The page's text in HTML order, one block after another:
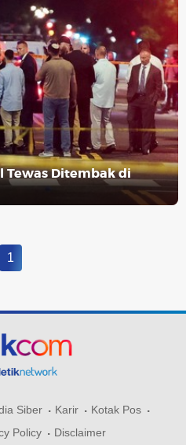
Tewas Ditembak di
1
Siber Karir
Kotak Pos
Policy Disclaimer